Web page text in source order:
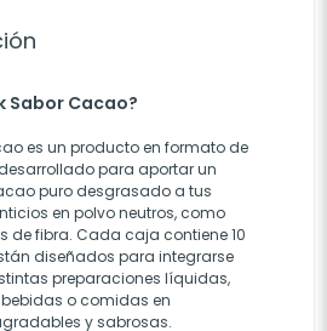
Sabor Cacao?
es un producto en formato de
para aportar un
puro desgrasado a tus
en polvo neutros, como
de fibra. Cada caja contiene 10
diseñados para integrarse
preparaciones líquidas,
o comidas en
y sabrosas.